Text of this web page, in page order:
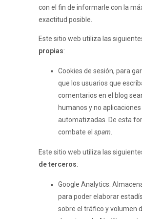
con el fin de informarle con la
exactitud posible.
Este sitio web utiliza las
propias:
Cookies de sesión, para
que los usuarios que
comentarios en el blog
humanos y no aplicaciones
automatizadas. De esta
combate el spam.
Este sitio web utiliza las
de terceros:
Google Analytics:
para poder elaborar
sobre el tráfico y volumen